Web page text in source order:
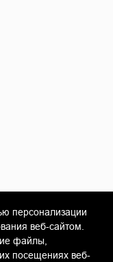
персонализации
веб-сайтом.
файлы,
посещениях веб-